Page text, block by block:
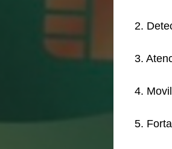
2.
3.
4.
5.